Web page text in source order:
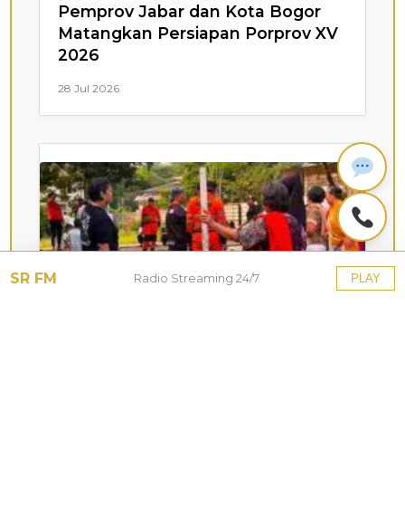
Pemprov Jabar dan Kota Bogor
Matangkan Persiapan Porprov XV
2026
28 Jul 2026
SR FM Radio Streaming 24/7 PLAY